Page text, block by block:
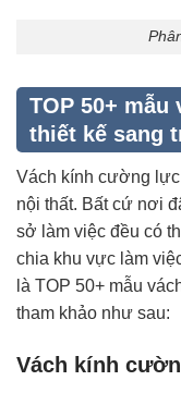
TOP 50+
thiết kế sang
Vách kính cường
nội thất. Bất cứ nơi
sở làm việc đều có
chia khu vực làm
là TOP 50+ mẫu
tham khảo như sau:
Vách kính